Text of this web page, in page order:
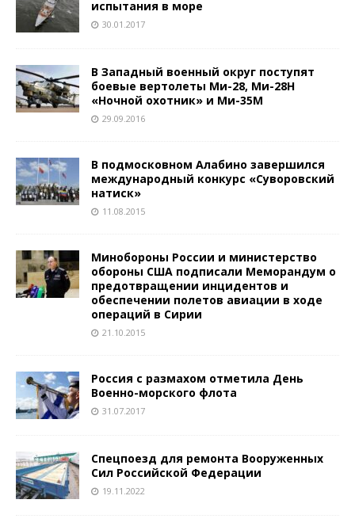
испытания в море
30.01.2017
В Западный военный округ поступят
боевые вертолеты Ми-28, Ми-28Н
«Ночной охотник» и Ми-35М
29.09.2016
В подмосковном Алабино завершился
международный конкурс «Суворовский
натиск»
11.08.2015
Минобороны России и министерство
обороны США подписали Меморандум о
предотвращении инцидентов и
обеспечении полетов авиации в ходе
операций в Сирии
21.10.2015
Россия с размахом отметила День
Военно-морского флота
31.07.2017
Спецпоезд для ремонта Вооруженных
Сил Российской Федерации
19.11.2022